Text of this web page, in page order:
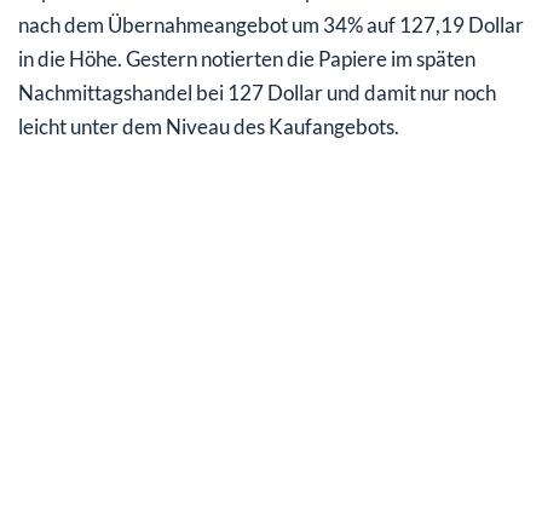
nach dem Übernahmeangebot um 34% auf 127,19 Dollar
in die Höhe. Gestern notierten die Papiere im späten
Nachmittagshandel bei 127 Dollar und damit nur noch
leicht unter dem Niveau des Kaufangebots.